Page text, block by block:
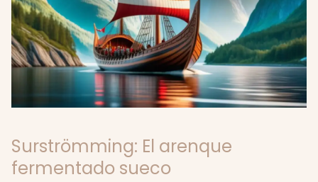
Surströmming: El arenque
fermentado sueco